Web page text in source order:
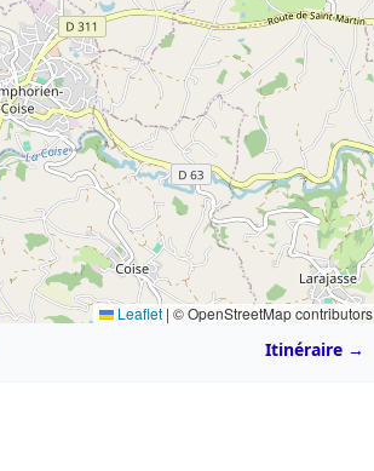
Leaflet | © OpenStreetMap contributors
Itinéraire →